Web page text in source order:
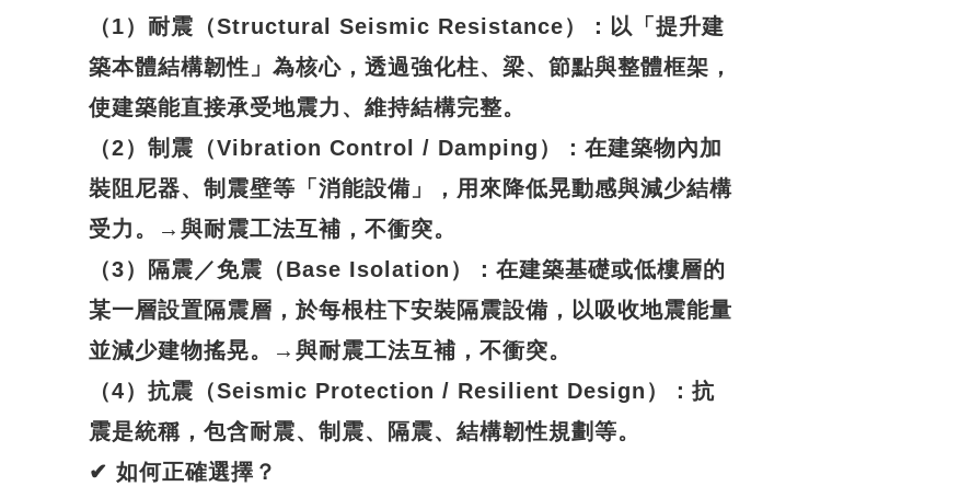
（1）耐震（Structural Seismic Resistance）：以「提升建
築本體結構韌性」為核心，透過強化柱、梁、節點與整體框架，
使建築能直接承受地震力、維持結構完整。
（2）制震（Vibration Control / Damping）：在建築物內加
裝阻尼器、制震壁等「消能設備」，用來降低晃動感與減少結構
受力。→與耐震工法互補，不衝突。
（3）隔震／免震（Base Isolation）：在建築基礎或低樓層的
某一層設置隔震層，於每根柱下安裝隔震設備，以吸收地震能量
並減少建物搖晃。→與耐震工法互補，不衝突。
（4）抗震（Seismic Protection / Resilient Design）：抗
震是統稱，包含耐震、制震、隔震、結構韌性規劃等。
✔ 如何正確選擇？